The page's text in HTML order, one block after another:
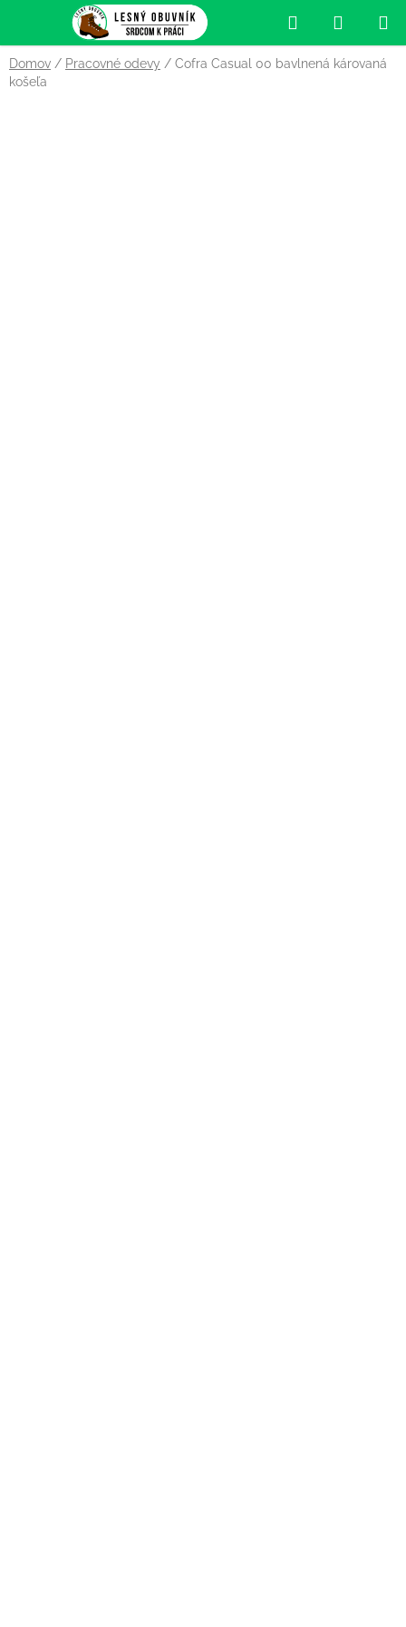
obsah
Hľadať
KOŠÍK
Domov / Pracovné odevy / Cofra Casual 00 bavlnená károvaná
košeľa